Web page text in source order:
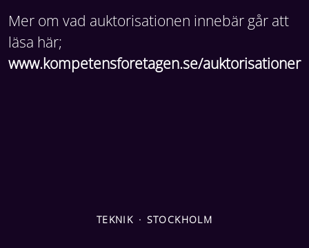
Mer om vad auktorisationen innebär går att
läsa här;
www.kompetensforetagen.se/auktorisationer
TEKNIK · STOCKHOLM